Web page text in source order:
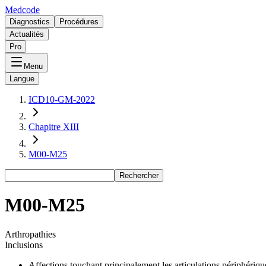
Medcode
Diagnostics
Procédures
Actualités
Pro
Menu
Langue
ICD10-GM-2022
Chapitre XIII
M00-M25
Rechercher
M00-M25
Arthropathies
Inclusions